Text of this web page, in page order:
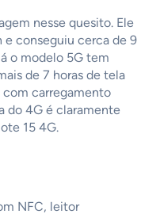
nesse quesito. Ele
e conseguiu cerca de 9
o modelo 5G tem
de 7 horas de tela
com carregamento
do 4G é claramente
15 4G.
NFC, leitor